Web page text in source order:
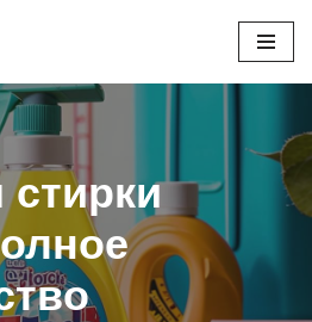
стирки